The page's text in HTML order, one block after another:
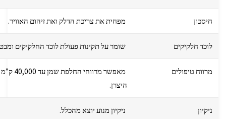
חיסכון מפחית את צריכת הדלק ואת זיהום האוויר.
לוכד חלקיקים שומר על תקינות פעולת לוכד החלקיקים
מרווח טיפולים
מאפשר
היצרן.
ניקיון ניקיון מנוע יוצא מהכלל.